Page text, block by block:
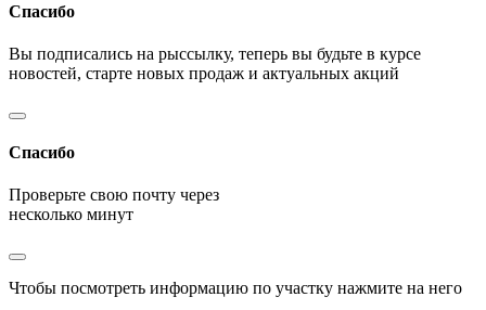
Спасибо
Вы подписались на рыссылку, теперь вы будьте в курсе
новостей, старте новых продаж и актуальных акций
Спасибо
Проверьте свою почту через
несколько минут
Чтобы посмотреть информацию по участку нажмите на него